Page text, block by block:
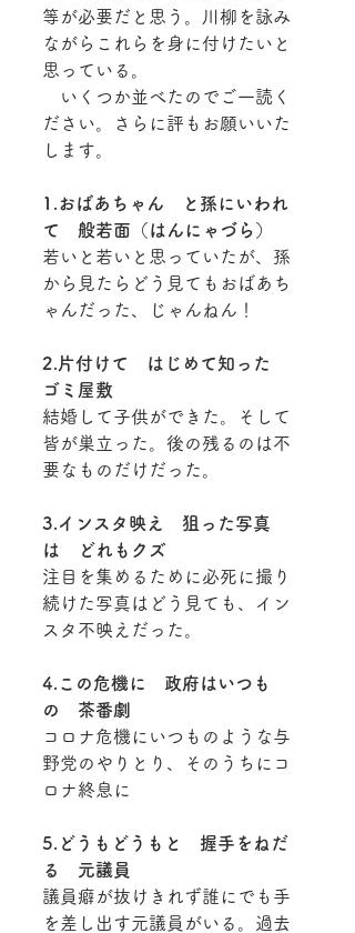
等が必要だと思う。川柳を詠み
ながらこれらを身に付けたいと
思っている。
いくつか並べたのでご一読く
ださい。さらに評もお願いいた
します。
1.おばあちゃん　と孫にいわれ
て　般若面（はんにゃづら）
若いと若いと思っていたが、孫
から見たらどう見てもおばあち
ゃんだった、じゃんねん！
2.片付けて　はじめて知った
ゴミ屋敷
結婚して子供ができた。そして
皆が巣立った。後の残るのは不
要なものだけだった。
3.インスタ映え　狙った写真
は　どれもクズ
注目を集めるために必死に撮り
続けた写真はどう見ても、イン
スタ不映えだった。
4.この危機に　政府はいつも
の　茶番劇
コロナ危機にいつものような与
野党のやりとり、そのうちにコ
ロナ終息に
5.どうもどうもと　握手をねだ
る　元議員
議員癖が抜けきれず誰にでも手
を差し出す元議員がいる。過去